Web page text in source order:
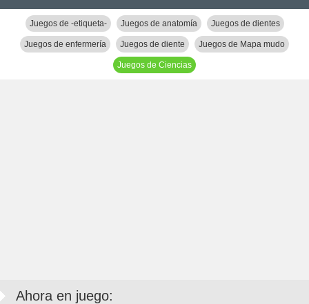
Juegos de -etiqueta- Juegos de anatomía Juegos de dientes
Juegos de enfermería Juegos de diente Juegos de Mapa mudo
Juegos de Ciencias
Ahora en juego: